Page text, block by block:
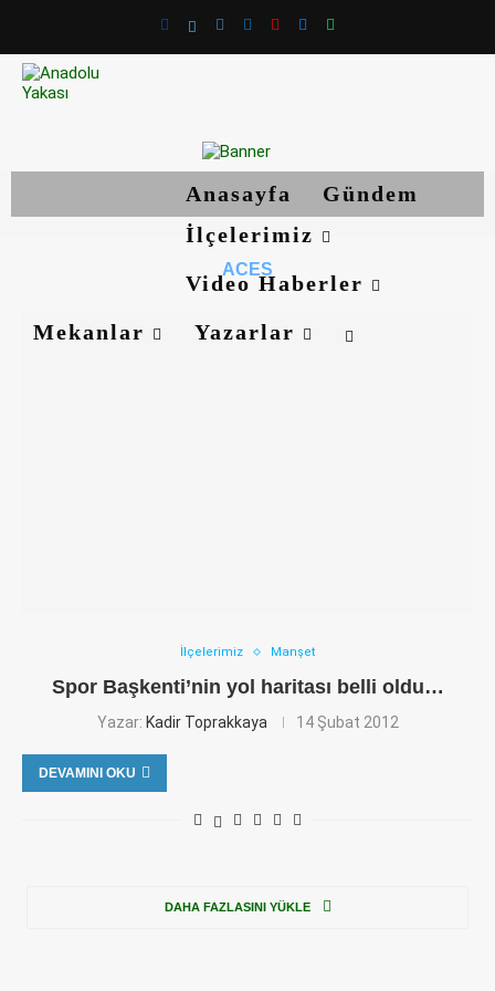
Anasayfa
Gündem
İlçelerimiz
Video Haberler
Mekanlar
Yazarlar
ACES
İlçelerimiz Manşet
Spor Başkenti’nin yol haritası belli oldu…
Yazar: Kadir Toprakkaya 14 Şubat 2012
DEVAMINI OKU
DAHA FAZLASINI YÜKLE